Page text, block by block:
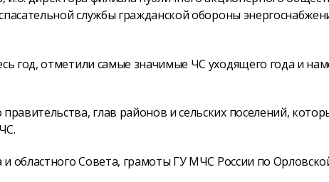
службы гражданской обороны
год, отметили самые значимые ЧС уходящего года и
глав районов и сельских поселений,
областного Совета, грамоты ГУ МЧС России по